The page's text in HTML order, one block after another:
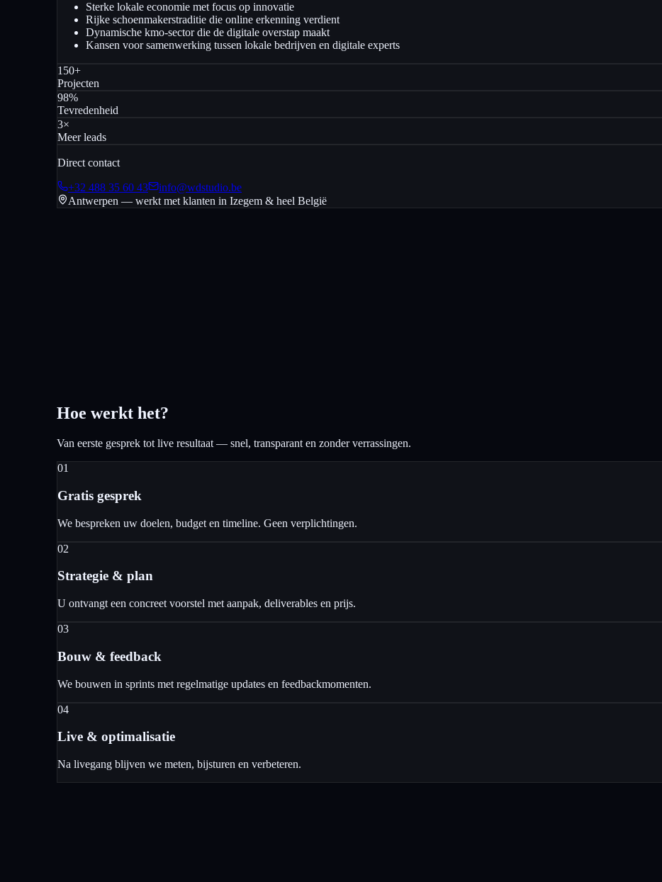
Sterke lokale economie met focus op innovatie
Rijke schoenmakerstraditie die online erkenning verdient
Dynamische kmo-sector die de digitale overstap maakt
Kansen voor samenwerking tussen lokale bedrijven en digitale experts
150+
Projecten
98%
Tevredenheid
3×
Meer leads
Direct contact
+32 488 35 60 43
info@wdstudio.be
Antwerpen — werkt met klanten in Izegem & heel België
Hoe werkt het?
Van eerste gesprek tot live resultaat — snel, transparant en zonder verrassingen.
01
Gratis gesprek
We bespreken uw doelen, budget en timeline. Geen verplichtingen.
02
Strategie & plan
U ontvangt een concreet voorstel met aanpak, deliverables en prijs.
03
Bouw & feedback
We bouwen in sprints met regelmatige updates en feedbackmomenten.
04
Live & optimalisatie
Na livegang blijven we meten, bijsturen en verbeteren.